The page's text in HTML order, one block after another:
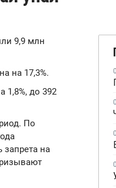
9,9 млн
на 17,3%.
1,8%, до 392
По
на